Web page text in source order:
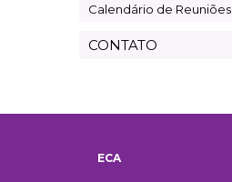
Calendário de Reuniões
CONTATO
ECA